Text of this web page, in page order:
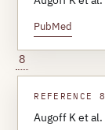
PubMed
8
REFERENCE 8
Augoff K et al.